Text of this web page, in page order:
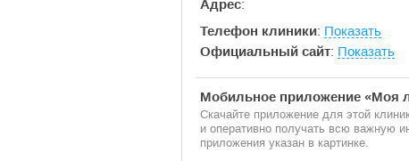
Адрес:
Телефон клиники: Показать
Официальный сайт: Показать
Мобильное приложение «Моя
Скачайте приложение для этой
и оперативно получать всю важную
приложения указан в картинке.